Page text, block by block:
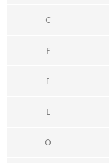
C
F
I
L
O